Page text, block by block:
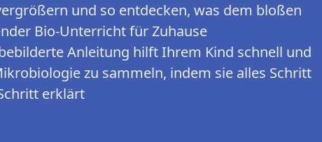
und so entdecken, was dem bloßen
Bio-Unterricht für Zuhause
Anleitung hilft Ihrem Kind schnell und
zu sammeln, indem sie alles Schritt
erklärt